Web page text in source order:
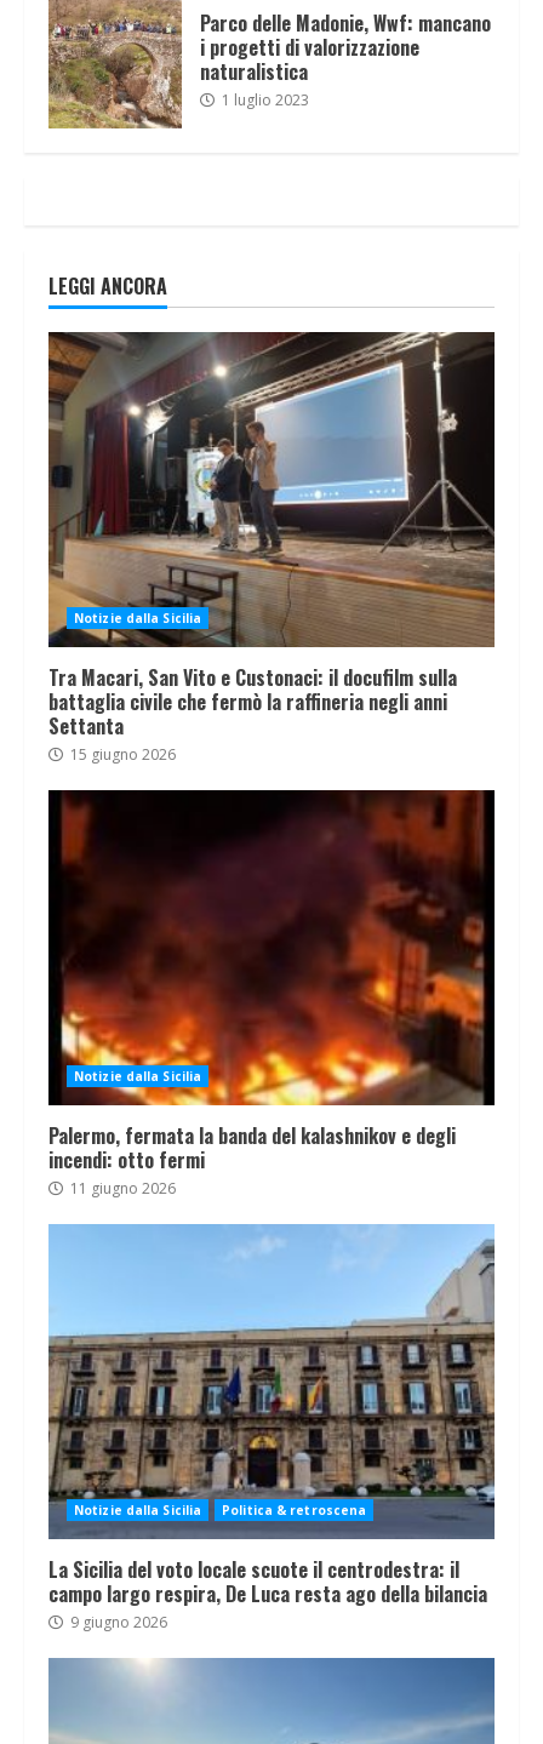
Parco delle Madonie, Wwf: mancano
i progetti di valorizzazione
naturalistica
1 luglio 2023
LEGGI ANCORA
Notizie dalla Sicilia
Tra Macari, San Vito e Custonaci: il docufilm sulla
battaglia civile che fermò la raffineria negli anni
Settanta
15 giugno 2026
Notizie dalla Sicilia
Palermo, fermata la banda del kalashnikov e degli
incendi: otto fermi
11 giugno 2026
Notizie dalla Sicilia Politica & retroscena
La Sicilia del voto locale scuote il centrodestra: il
campo largo respira, De Luca resta ago della bilancia
9 giugno 2026